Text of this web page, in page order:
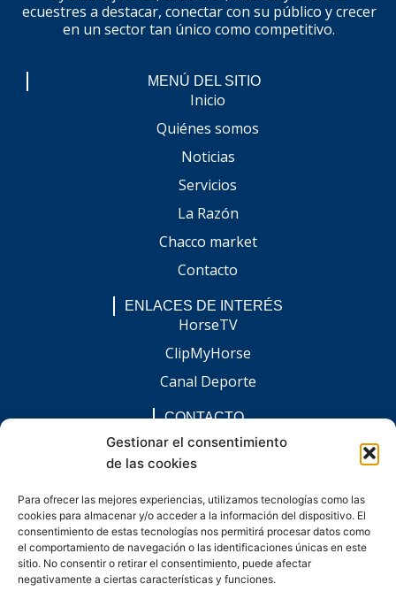
Gestionar el consentimiento
de las cookies
Para ofrecer las mejores experiencias, utilizamos tecnologías como las
cookies para almacenar y/o acceder a la información del dispositivo. El
consentimiento de estas tecnologías nos permitirá procesar datos como
el comportamiento de navegación o las identificaciones únicas en este
sitio. No consentir o retirar el consentimiento, puede afectar
negativamente a ciertas características y funciones.
ecuestres a destacar, conectar con su público y crecer
en un sector tan único como competitivo.
MENÚ DEL SITIO
Inicio
Quiénes somos
Noticias
Servicios
La Razón
Chacco market
Contacto
ENLACES DE INTERÉS
HorseTV
ClipMyHorse
Canal Deporte
CONTACTO
comunicacion@chaccoinfo.com
Presentes en todo el ámbito nacional
F
a
c
e
b
o
I
n
s
t
a
g
L
i
n
k
e
d
E
n
v
e
l
o
W
h
a
t
s